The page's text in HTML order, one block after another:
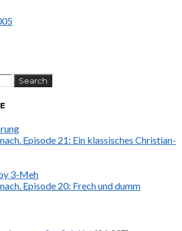
Search
Episode 21: Ein klassisches Christian-
3-Meh
Episode 20: Frech und dumm